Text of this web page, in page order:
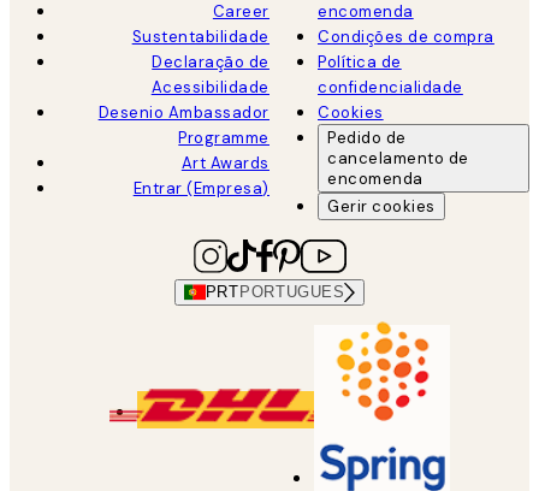
Career
Sustentabilidade
Declaração de
Acessibilidade
Desenio Ambassador
Programme
Art Awards
Entrar (Empresa)
encomenda
Condições de compra
Política de
confidencialidade
Cookies
Pedido de
cancelamento de
encomenda
Gerir cookies
PRT PORTUGUES